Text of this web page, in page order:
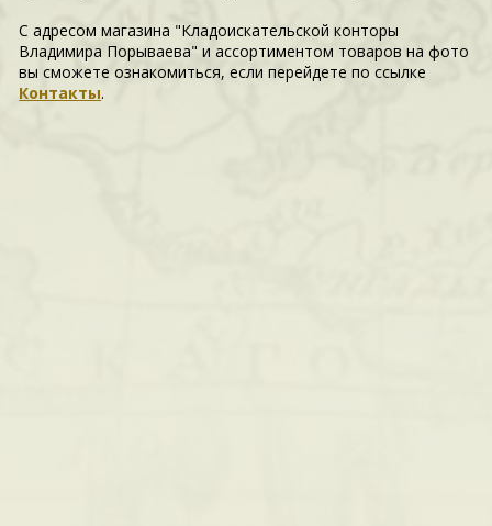
С адресом магазина "Кладоискательской конторы
Владимира Порываева" и ассортиментом товаров на фото
вы сможете ознакомиться, если перейдете по ссылке
Контакты.